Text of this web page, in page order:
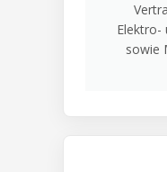
Elektro-
sowie